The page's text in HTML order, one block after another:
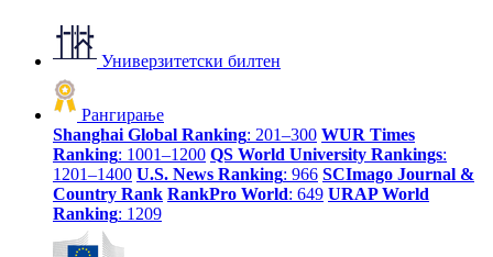
Универзитетски билтен
Рангирање
Shanghai Global Ranking: 201–300 WUR Times
Ranking: 1001–1200 QS World University Rankings:
1201–1400 U.S. News Ranking: 966 SCImago Journal &
Country Rank RankPro World: 649 URAP World
Ranking: 1209